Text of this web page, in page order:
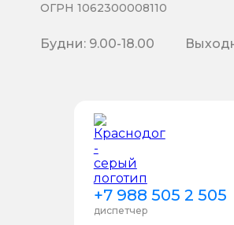
+7 988 505 2 505
диспетчер
ОГРН 1062300008110
Будни: 9.00-18.00